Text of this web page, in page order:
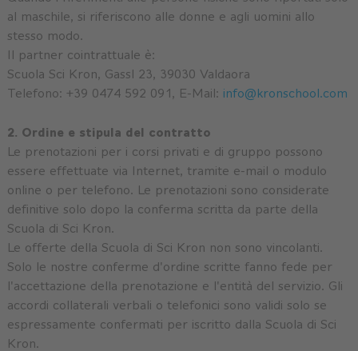
al maschile, si riferiscono alle donne e agli uomini allo
stesso modo.
Il partner cointrattuale è:
Scuola Sci Kron, Gassl 23, 39030 Valdaora
Telefono: +39 0474 592 091, E-Mail: info@kronschool.com
2. Ordine e stipula del contratto
Le prenotazioni per i corsi privati e di gruppo possono
essere effettuate via Internet, tramite e-mail o modulo
online o per telefono. Le prenotazioni sono considerate
definitive solo dopo la conferma scritta da parte della
Scuola di Sci Kron.
Le offerte della Scuola di Sci Kron non sono vincolanti.
Solo le nostre conferme d'ordine scritte fanno fede per
l'accettazione della prenotazione e l'entità del servizio. Gli
accordi collaterali verbali o telefonici sono validi solo se
espressamente confermati per iscritto dalla Scuola di Sci
Kron.